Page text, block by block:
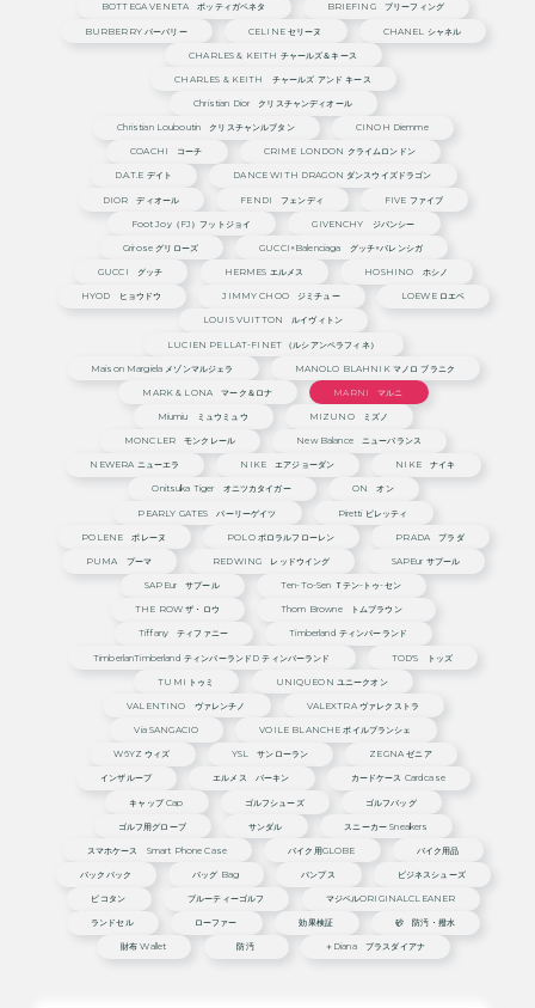
BOTTEGA VENETA ボッティガベネタ BRIEFING ブリーフィング
BURBERRY バーバリー CELINE セリーヌ CHANEL シャネル
CHARLES & KEITH チャールズ＆キース
CHARLES & KEITH チャールズ アンド キース
Christian Dior クリスチャンディオール
Christian Louboutin クリスチャンルブタン CINOH Diemme
COACHI コーチ CRIME LONDON クライムロンドン
D.A.T.E デイト DANCE WITH DRAGON ダンスウイズドラゴン
DIOR ディオール FENDI フェンディ FIVE ファイブ
Foot Joy（FJ）フットジョイ GIVENCHY ジバンシー
Grirose グリローズ GUCCI×Balenciaga グッチ×バレンシガ
GUCCI グッチ HERMES エルメス HOSHINO ホシノ
HYOD ヒョウドウ JIMMY CHOO ジミチュー LOEWE ロエベ
LOUIS VUITTON ルイヴィトン
LUCIEN PELLAT-FINET （ルシアンペラフィネ）
Maison Margiela メゾンマルジェラ MANOLO BLAHNIK マノロ ブラニク
MARK & LONA マーク＆ロナ MARNI マルニ
Miumiu ミュウミュウ MIZUNO ミズノ
MONCLER モンクレール New Balance ニューバランス
NEWERA ニューエラ NIKE エアジョーダン NIKE ナイキ
Onitsuka Tiger オニツカタイガー ON オン
PEARLY GATES パーリーゲイツ Piretti ピレッティ
POLENE ポレーヌ POLO ポロラルフローレン PRADA プラダ
PUMA プーマ REDWING レッドウイング SAPEur サプール
SAPEur サプール Ten-To-Sen Ｔテン-トゥ-セン
THE ROW ザ・ロウ Thom Browne トムブラウン
Tiffany ティファニー Timberland ティンバーランド
TimberlanTimberland ティンバーランドd ティンバーランド TOD'S トッズ
TUMI トゥミ UNIQUEON ユニークオン
VALENTINO ヴァレンチノ VALEXTRA ヴァレクストラ
Via SANGACIO VOILE BLANCHE ボイルブランシェ
W6YZ ウィズ YSL サンローラン ZEGNA ゼニア
インザループ エルメス バーキン カードケース Cardcase
キャップ Cap ゴルフシューズ ゴルフバッグ
ゴルフ用グローブ サンダル スニーカー Sneakers
スマホケース Smart Phone Case バイク用GLOBE バイク用品
バックパック バッグ Bag パンプス ビジネスシューズ
ピコタン ブルーティーゴルフ マジベルORIGINALCLEANER
ランドセル ローファー 効果検証 砂 防汚・撥水
財布 Wallet 防汚 ＋diana プラスダイアナ